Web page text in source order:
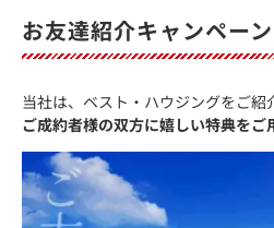
お友達紹介キャンペーン
当社は、ベスト・ハウジングをご紹
ご成約者様の双方に嬉しい特典をご